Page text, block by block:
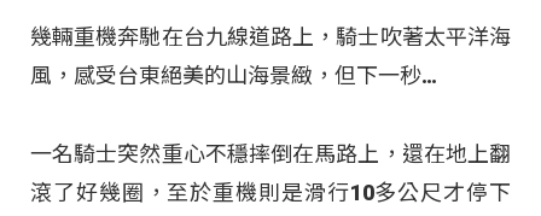
幾輛重機奔馳在台九線道路上，騎士吹著太平洋海
風，感受台東絕美的山海景緻，但下一秒…
一名騎士突然重心不穩摔倒在馬路上，還在地上翻
滾了好幾圈，至於重機則是滑行10多公尺才停下